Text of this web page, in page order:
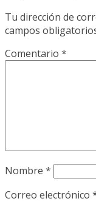
Tu dirección de
campos
Comentario *
Nombre *
Correo electrónico